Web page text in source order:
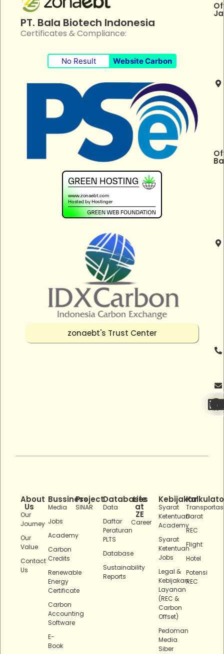
PT. Bala Biotech Indonesia
Certificates & Compliance:
No Result Website Carbon
zonaebt's Trust Center
About
Us
Our
Journey
Our
Value
Contact
Us
Bussiness
Media
Jobs
Academy
Carbon
Credits
Renewable
Energy
Certificate
Carbon
Accounting
Software
E-
Book
Project
SINAR
Databases
Data
Daftar
Peraturan
PLTS
Database
Sustainability
Reports
Life
at
ZE
Career
Kebijakan
Syarat
Ketentuan
Academy
Syarat
Ketentuan
Jobs
Legal &
Kebijakan
Layanan
(REC &
Carbon
Offset)
Pedoman
Media
Siber
Darat
REC
Flight
Hotel
Potensi
REC